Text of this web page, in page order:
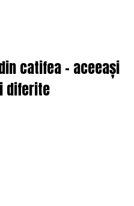
catifea – aceeași
diferite